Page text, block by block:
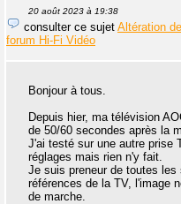
20 août 2023 à 19:38
consulter ce sujet Altération
forum Hi-Fi Vidéo
Bonjour à tous.
Depuis hier, ma télévision
de 50/60 secondes après la
J'ai testé sur une autre prise
réglages mais rien n'y fait.
Je suis preneur de toutes
références de la TV, l'image
de marche.